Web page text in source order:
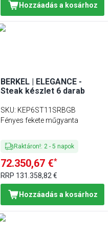
Hozzáadás a kosárhoz
BERKEL | ELEGANCE -
Steak készlet 6 darab
SKU: KEP6ST11SRBGB
Fényes fekete műgyanta
Raktáron!: 2 -5 napok
72.350,67 €*
RRP 131.358,82 €
Hozzáadás a kosárhoz